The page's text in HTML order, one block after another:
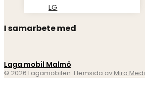
LG
I samarbete med
Laga mobil Malmö
© 2026 Lagamobilen. Hemsida av Mira